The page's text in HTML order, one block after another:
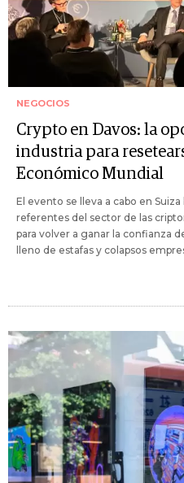
NEGOCIOS
Crypto en Davos: la
industria para
Económico Mundial
El evento se lleva a cabo en
referentes del sector de las
para volver a ganar la confianza
lleno de estafas y colapsos